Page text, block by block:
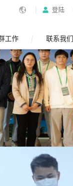
登陆
工作 联系我们